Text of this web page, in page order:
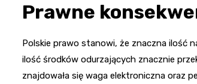
Prawne
Polskie prawo stanowi, że znaczna ilość
ilość środków odurzających znacznie
znajdowała się waga elektroniczna oraz